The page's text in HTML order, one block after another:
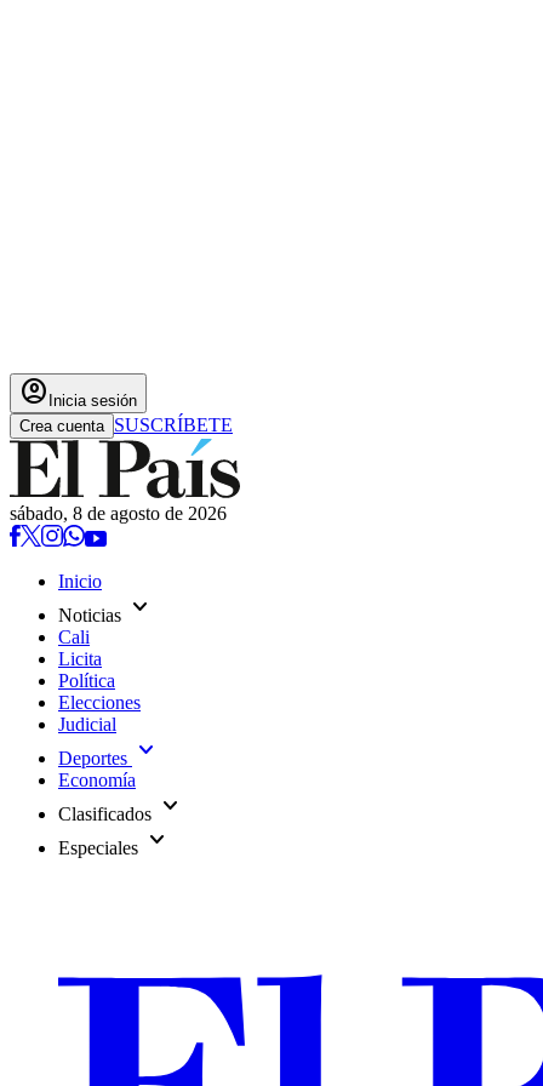
account_circle Inicia sesión
Crea cuenta SUSCRÍBETE
sábado, 8 de agosto de 2026
Inicio
Noticias expand_more
Cali
Licita
Política
Elecciones
Judicial
Deportes expand_more
Economía
Clasificados expand_more
Especiales expand_more